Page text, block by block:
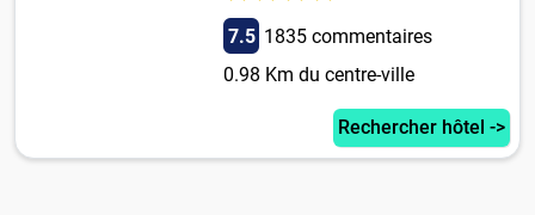
7.5 1835 commentaires
0.98 Km du centre-ville
Rechercher hôtel ->